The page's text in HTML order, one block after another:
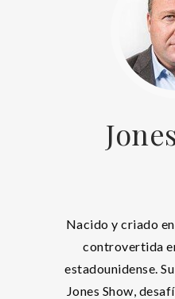
Nacido y criado
controvertida
estadounidense.
Jones Show,